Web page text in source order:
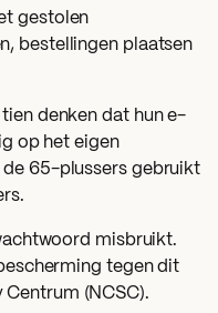
gestolen
bestellingen plaatsen
denken dat hun e-
op het eigen
de 65-plussers gebruikt
misbruikt.
tegen dit
(NCSC).